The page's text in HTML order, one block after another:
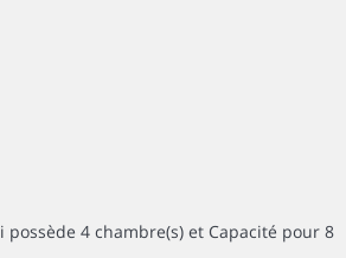
possède 4 chambre(s) et Capacité pour 8